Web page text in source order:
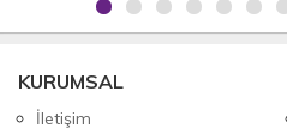
KURUMSAL
İletişim